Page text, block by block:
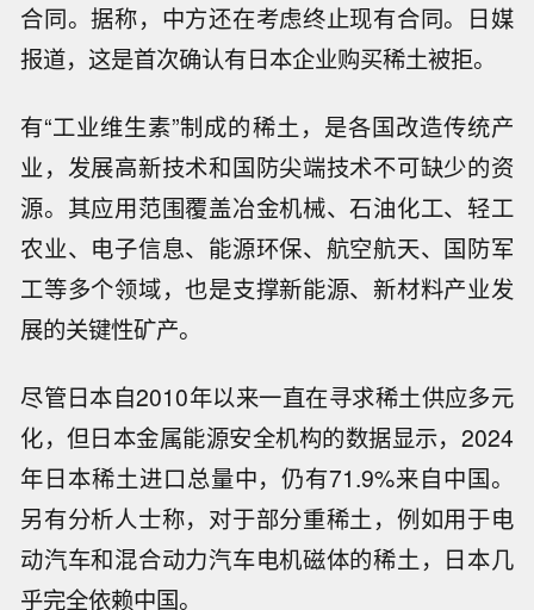
合同。据称，中方还在考虑终止现有合同。日媒
报道，这是首次确认有日本企业购买稀土被拒。
有“工业维生素”制成的稀土，是各国改造传统产
业，发展高新技术和国防尖端技术不可缺少的资
源。其应用范围覆盖冶金机械、石油化工、轻工
农业、电子信息、能源环保、航空航天、国防军
工等多个领域，也是支撑新能源、新材料产业发
展的关键性矿产。
尽管日本自2010年以来一直在寻求稀土供应多元
化，但日本金属能源安全机构的数据显示，2024
年日本稀土进口总量中，仍有71.9%来自中国。
另有分析人士称，对于部分重稀土，例如用于电
动汽车和混合动力汽车电机磁体的稀土，日本几
乎完全依赖中国。